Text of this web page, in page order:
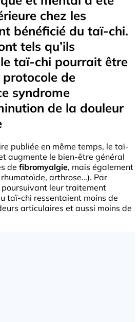
chez les
bénéficié du taï-chi.
tels qu’ils
taï-chi pourrait être
de
syndrome
de la douleur
publiée en même temps, le taï-
augmente le bien-être général
de fibromyalgie, mais également
arthrose…). Par
leur traitement
taï-chi ressentaient moins de
articulaires et aussi moins de